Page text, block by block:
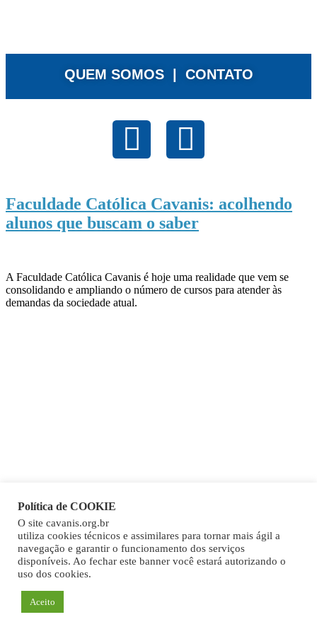
QUEM SOMOS | CONTATO
Faculdade Católica Cavanis: acolhendo
alunos que buscam o saber
A Faculdade Católica Cavanis é hoje uma realidade que vem se
consolidando e ampliando o número de cursos para atender às
demandas da sociedade atual.
Política de COOKIE
O site cavanis.org.br
utiliza cookies técnicos e assimilares para tornar mais ágil a
navegação e garantir o funcionamento dos serviços
disponíveis. Ao fechar este banner você estará autorizando o
uso dos cookies.
Aceito